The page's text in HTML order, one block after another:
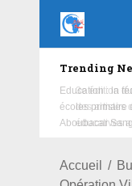
Trending
Education : la
écoles primaire
Aboubacar
Accueil